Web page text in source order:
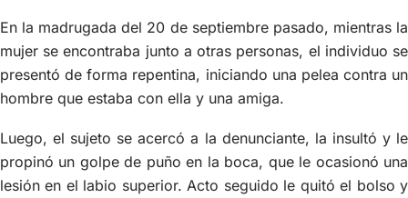
En la madrugada del 20 de septiembre pasado, mientras la
mujer se encontraba junto a otras personas, el individuo se
presentó de forma repentina, iniciando una pelea contra un
hombre que estaba con ella y una amiga.
Luego, el sujeto se acercó a la denunciante, la insultó y le
propinó un golpe de puño en la boca, que le ocasionó una
lesión en el labio superior. Acto seguido le quitó el bolso y